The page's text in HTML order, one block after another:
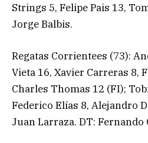
Strings 5, Felipe Pais 13,
Jorge Balbis.
Regatas Corrientees (73):
Vieta 16, Xavier Carreras 8,
Charles Thomas 12 (FI);
Federico Elías 8, Alejandro
Juan Larraza. DT: Fernando